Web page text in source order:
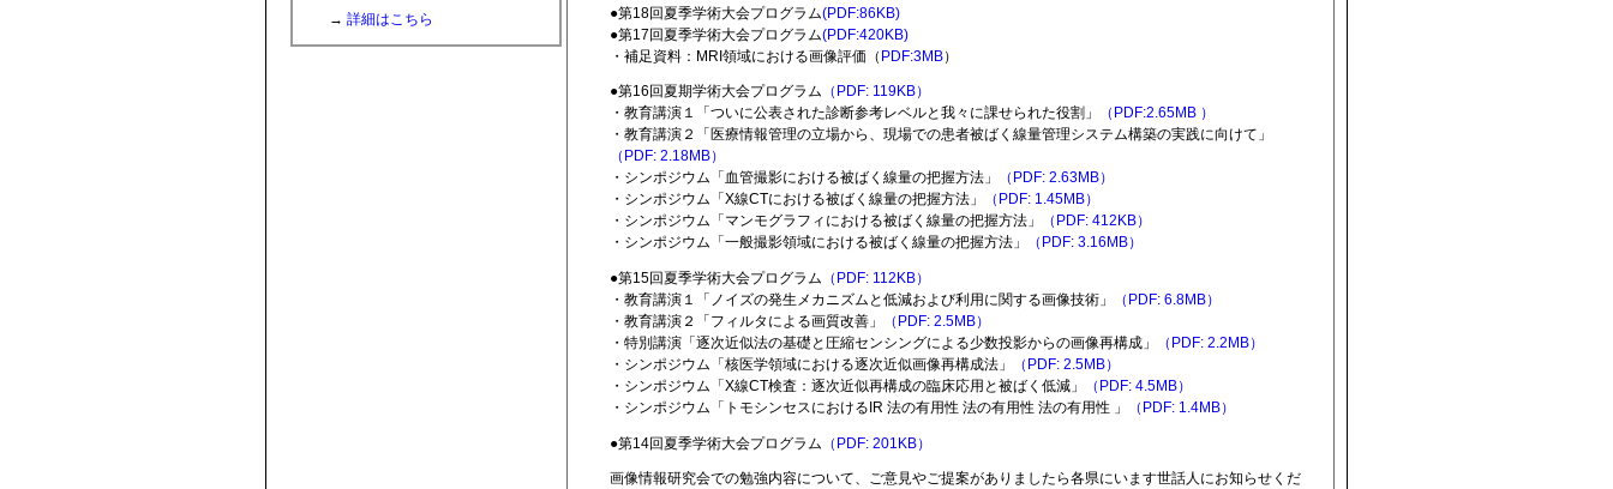
→ 詳細はこちら
●第18回夏季学術大会プログラム(PDF:86KB)
●第17回夏季学術大会プログラム(PDF:420KB)
・補足資料：MRI領域における画像評価（ PDF:3MB）
●第16回夏期学術大会プログラム （PDF: 119KB）
・教育講演１「ついに公表された診断参考レベルと我々に課せられた役割」
（PDF:2.65MB ）
・教育講演２「医療情報管理の立場から、現場での患者被ばく線量管理システム構築の実践に向けて」
（PDF: 2.18MB）
・シンポジウム「血管撮影における被ばく線量の把握方法」
（PDF: 2.63MB）
・シンポジウム「X線CTにおける被ばく線量の把握方法」
（PDF: 1.45MB）
・シンポジウム「マンモグラフィにおける被ばく線量の把握方法」
（PDF: 412KB）
・シンポジウム「一般撮影領域における被ばく線量の把握方法」
（PDF: 3.16MB）
●第15回夏季学術大会プログラム （PDF: 112KB）
・教育講演１「ノイズの発生メカニズムと低減および利用に関する画像技術」
（PDF: 6.8MB）
・教育講演２「フィルタによる画質改善」
（PDF: 2.5MB）
・特別講演「逐次近似法の基礎と圧縮センシングによる少数投影からの画像再構成」
（PDF: 2.2MB）
・シンポジウム「核医学領域における逐次近似画像再構成法」
（PDF: 2.5MB）
・シンポジウム「X線CT検査：逐次近似再構成の臨床応用と被ばく低減」
（PDF: 4.5MB）
・シンポジウム「トモシンセスにおけるIR 法の有用性 法の有用性 法の有用性 」
（PDF: 1.4MB）
●第14回夏季学術大会プログラム （PDF: 201KB）
画像情報研究会での勉強内容について、ご意見やご提案がありましたら各県にいます世話人にお知らせくだ